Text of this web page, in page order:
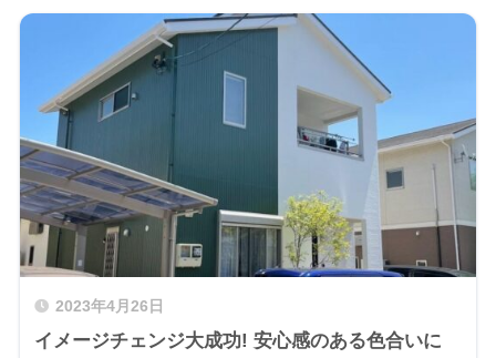
2023年4月26日
イメージチェンジ大成功! 安心感のある色合いに